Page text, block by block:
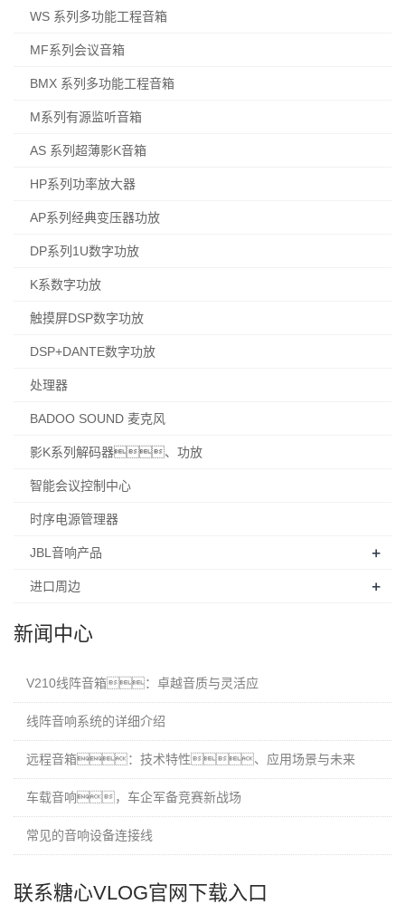
WS 系列多功能工程音箱
MF系列会议音箱
BMX 系列多功能工程音箱
M系列有源监听音箱
AS 系列超薄影K音箱
HP系列功率放大器
AP系列经典变压器功放
DP系列1U数字功放
K系数字功放
触摸屏DSP数字功放
DSP+DANTE数字功放
处理器
BADOO SOUND 麦克风
影K系列解码器、功放
智能会议控制中心
时序电源管理器
JBL音响产品 +
进口周边 +
新闻中心
V210线阵音箱：卓越音质与灵活应
线阵音响系统的详细介绍
远程音箱：技术特性、应用场景与未来
车载音响，车企军备竞赛新战场
常见的音响设备连接线
联系糖心VLOG官网下载入口